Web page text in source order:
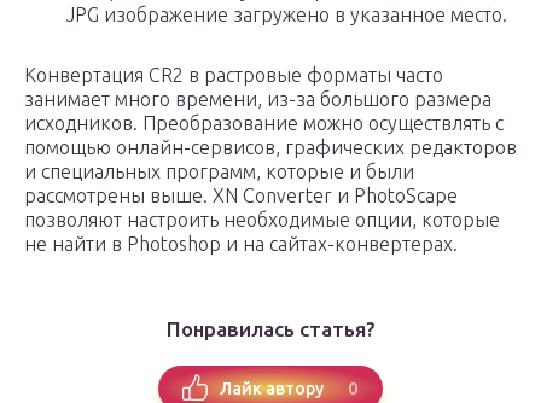
JPG изображение загружено в указанное место.
Конвертация CR2 в растровые форматы часто
занимает много времени, из-за большого размера
исходников. Преобразование можно осуществлять с
помощью онлайн-сервисов, графических редакторов
и специальных программ, которые и были
рассмотрены выше. XN Converter и PhotoScape
позволяют настроить необходимые опции, которые
не найти в Photoshop и на сайтах-конвертерах.
Понравилась статья?
Лайк автору 0